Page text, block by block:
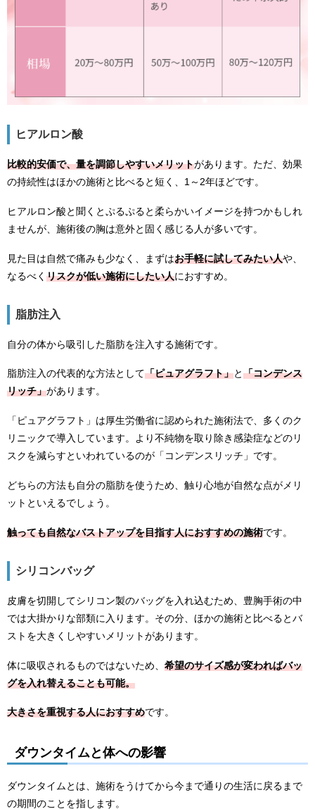
ヒアルロン酸
比較的安価で、量を調節しやすいメリットがあります。ただ、効果
の持続性はほかの施術と比べると短く、1～2年ほどです。
ヒアルロン酸と聞くとぷるぷると柔らかいイメージを持つかもしれ
ませんが、施術後の胸は意外と固く感じる人が多いです。
見た目は自然で痛みも少なく、まずはお手軽に試してみたい人や、
なるべく リスクが低い施術にしたい人におすすめ。
脂肪注入
自分の体から吸引した脂肪を注入する施術です。
脂肪注入の代表的な方法として「ピュアグラフト」と「コンデンス
リッチ」があります。
「ピュアグラフト」は厚生労働省に認められた施術法で、多くのク
リニックで導入しています。より不純物を取り除き感染症などのリ
スクを減らすといわれているのが「コンデンスリッチ」です。
どちらの方法も自分の脂肪を使うため、触り心地が自然な点がメリ
ットといえるでしょう。
触っても自然なバストアップを目指す人におすすめの施術です。
シリコンバッグ
皮膚を切開してシリコン製のバッグを入れ込むため、豊胸手術の中
では大掛かりな部類に入ります。その分、ほかの施術と比べるとバ
ストを大きくしやすいメリットがあります。
体に吸収されるものではないため、 希望のサイズ感が変わればバッ
グを入れ替えることも可能。
大きさを重視する人におすすめです。
ダウンタイムと体への影響
ダウンタイムとは、施術をうけてから今まで通りの生活に戻るまで
の期間のことを指します。